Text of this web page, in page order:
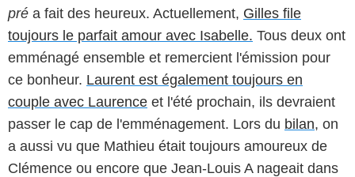
pré a fait des heureux. Actuellement, Gilles file
toujours le parfait amour avec Isabelle. Tous deux ont
emménagé ensemble et remercient l'émission pour
ce bonheur. Laurent est également toujours en
couple avec Laurence et l'été prochain, ils devraient
passer le cap de l'emménagement. Lors du bilan, on
a aussi vu que Mathieu était toujours amoureux de
Clémence ou encore que Jean-Louis A nageait dans